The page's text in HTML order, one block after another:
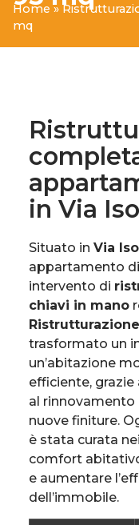
Home »
mq
in Via
Situato in Via
appartamento di
intervento di
chiavi in mano
trasformato un
un’abitazione
efficiente,
al rinnovamento
nuove finiture.
è stata curata
comfort
e aumentare
dell’immobile.